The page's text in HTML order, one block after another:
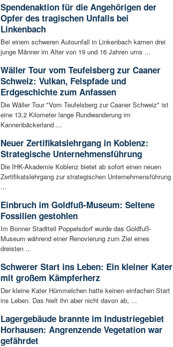
Spendenaktion für die Angehörigen der
Opfer des tragischen Unfalls bei
Linkenbach
Bei einem schweren Autounfall in Linkenbach kamen drei
junge Männer im Alter von 19 und 16 Jahren ums ...
Wäller Tour vom Teufelsberg zur Caaner
Schweiz: Vulkan, Felspfade und
Erdgeschichte zum Anfassen
Die Wäller Tour "Vom Teufelsberg zur Caaner Schweiz" ist
eine 13,2 Kilometer lange Rundwanderung im
Kannenbäckerland ...
Neuer Zertifikatslehrgang in Koblenz:
Strategische Unternehmensführung
Die IHK-Akademie Koblenz bietet ab sofort einen neuen
Zertifikatslehrgang zur strategischen Unternehmensführung
...
Einbruch im Goldfuß-Museum: Seltene
Fossilien gestohlen
Im Bonner Stadtteil Poppelsdorf wurde das Goldfuß-
Museum während einer Renovierung zum Ziel eines
dreisten ...
Schwerer Start ins Leben: Ein kleiner Kater
mit großem Kämpferherz
Der kleine Kater Hümmelchen hatte keinen einfachen Start
ins Leben. Das hielt ihn aber nicht davon ab, ...
Lagergebäude brannte im Industriegebiet
Horhausen: Angrenzende Vegetation war
gefährdet